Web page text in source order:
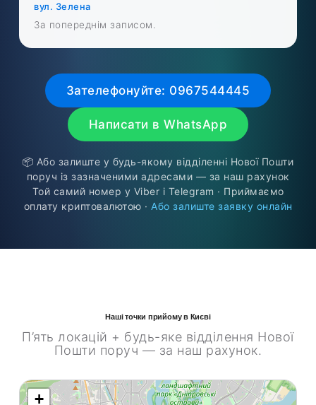
вул. Зелена
За попереднім записом.
Зателефонуйте: 0967544445
Написати в WhatsApp
📦 Або залиште у будь-якому відділенні Нової Пошти
поруч із зазначеними адресами — за наш рахунок
Той самий номер у Viber і Telegram · Приймаємо
оплату криптовалютою · Або залиште заявку онлайн
Наші точки прийому в Києві
П’ять локацій + будь-яке відділення Нової
Пошти поруч — за наш рахунок.
+